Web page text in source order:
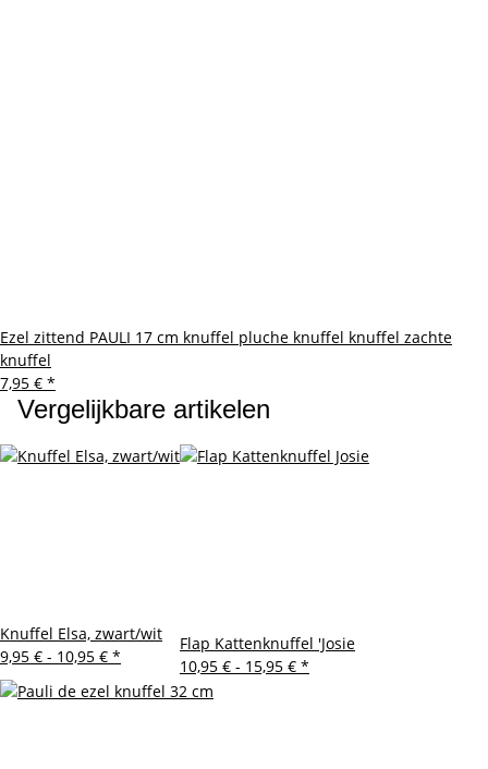
Ezel zittend PAULI 17 cm knuffel pluche knuffel knuffel zachte
knuffel
7,95 € *
Vergelijkbare artikelen
Knuffel Elsa, zwart/wit
9,95 € - 10,95 € *
Flap Kattenknuffel 'Josie
10,95 € - 15,95 € *